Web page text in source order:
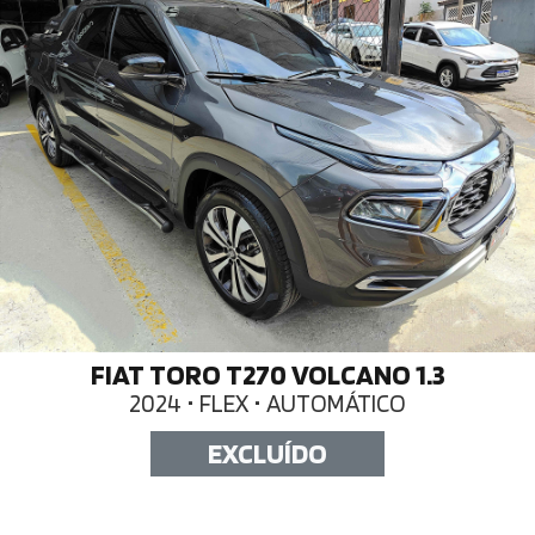
FIAT TORO T270 VOLCANO 1.3
2024 • FLEX • AUTOMÁTICO
EXCLUÍDO